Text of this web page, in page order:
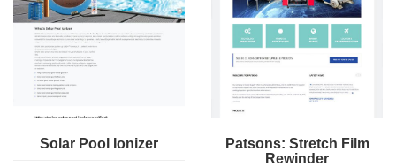
Solar Pool Ionizer
Patsons: Stretch Film
Rewinder